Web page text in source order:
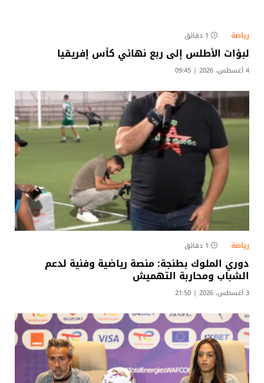
رياضة 1 دقائق
لبؤات الأطلس إلى ربع نهائي كأس إفريقيا
4 أغسطس، 2026 | 09:45
رياضة 1 دقائق
دوري الملوك بطنجة: منصة رياضية وفنية لدعم
الشباب ومحاربة التهميش​
3 أغسطس، 2026 | 21:50